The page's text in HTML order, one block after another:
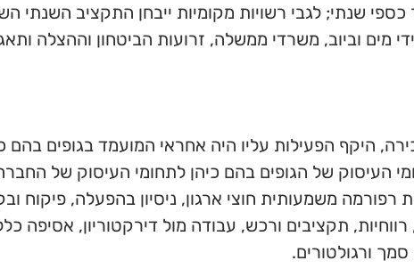
שנתי; לגבי רשויות מקומיות ייבחן התקציב השנתי
מים וביוב, משרדי ממשלה, זרועות הביטחון וההצלה
היקף הפעילות עליו היה אחראי המועמד בגופים בהם
העיסוק של הגופים בהם כיהן לתחומי העיסוק של
רפורמה משמעותית חוצי ארגון, ניסיון בהפעלה, פיקוח
תקציבים ורכש, עבודה מול דירקטוריון, אסיפה
ורגולטורים.